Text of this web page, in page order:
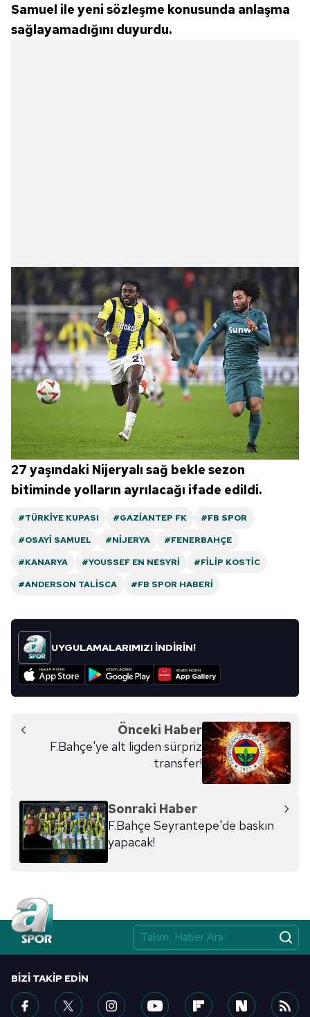
Samuel ile yeni sözleşme konusunda anlaşma
sağlayamadığını duyurdu.
27 yaşındaki Nijeryalı sağ bekle sezon
bitiminde yolların ayrılacağı ifade edildi.
#TÜRKIYE KUPASI #GAZIANTEP FK
#FB SPOR
#OSAYI SAMUEL
#NIJERYA
#FENERBAHÇE
#KANARYA
#YOUSSEF EN NESYRI
#FILIP KOSTIC
#ANDERSON TALISCA
#FB SPOR HABERI
UYGULAMALARIMIZI İNDİRİN!
Önceki Haber
F.Bahçe'ye alt ligden sürpriz
transfer!
Sonraki Haber
F.Bahçe Seyrantepe'de baskın
yapacak!
BIZI TAKIP EDIN